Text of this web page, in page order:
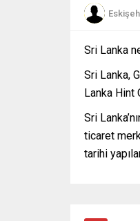
Sri Lanka
Sri Lanka,
Lanka Hint
Sri
ticaret
tarihi